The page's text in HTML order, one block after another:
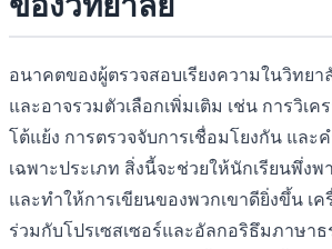
อนาคตของผู้ตรวจสอบเรียงความในวิทย
และอาจรวมตัวเลือกเพิ่มเติม เช่น การวิเ
โต้แย้ง การตรวจจับการเชื่อมโยงกัน และ
เฉพาะประเภท สิ่งนี้จะช่วยให้นักเรียนพึ่ง
และทำให้การเขียนของพวกเขาดียิ่งขึ้น เ
ร่วมกับโปรเซสเซอร์และอัลกอริธึมภาษา